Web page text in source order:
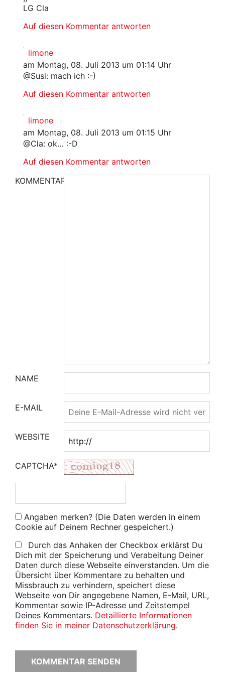
LG Cla
Auf diesen Kommentar antworten
limone
am Montag, 08. Juli 2013 um 01:14 Uhr
@Susi: mach ich :-)
Auf diesen Kommentar antworten
limone
am Montag, 08. Juli 2013 um 01:15 Uhr
@Cla: ok… :-D
Auf diesen Kommentar antworten
KOMMENTAR
NAME
E-MAIL
WEBSITE
CAPTCHA*
Angaben merken? (Die Daten werden in einem
Cookie auf Deinem Rechner gespeichert.)
Durch das Anhaken der Checkbox erklärst Du
Dich mit der Speicherung und Verabeitung Deiner
Daten durch diese Webseite einverstanden. Um die
Übersicht über Kommentare zu behalten und
Missbrauch zu verhindern, speichert diese
Webseite von Dir angegebene Namen, E-Mail, URL,
Kommentar sowie IP-Adresse und Zeitstempel
Deines Kommentars. Detaillierte Informationen
finden Sie in meiner Datenschutzerklärung.